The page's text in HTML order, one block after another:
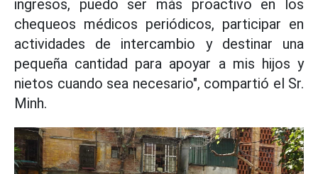
ingresos, puedo ser más proactivo en los
chequeos médicos periódicos, participar en
actividades de intercambio y destinar una
pequeña cantidad para apoyar a mis hijos y
nietos cuando sea necesario", compartió el Sr.
Minh.